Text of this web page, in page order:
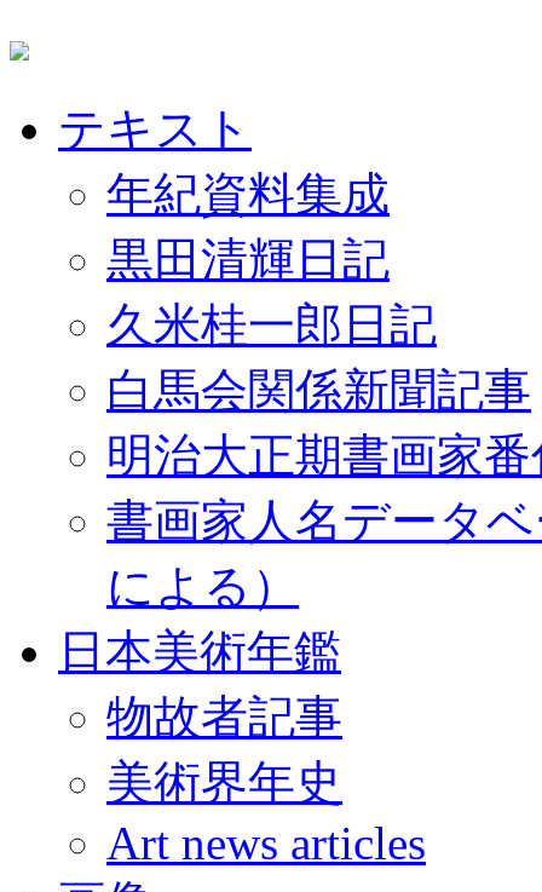
テキスト
年紀資料集成
黒田清輝日記
久米桂一郎日記
白馬会関係新聞記事
明治大正期書画家
書画家人名データ
による）
日本美術年鑑
物故者記事
美術界年史
Art news articles